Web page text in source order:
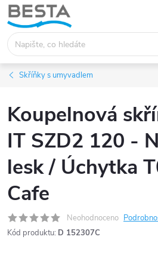
Přejít
na
obsah
Skříňky s umyvadlem
Koupelnová
IT SZD2 120 -
lesk / Úchytka
Cafe
Neohodnoceno
Kód produktu: D 152307C